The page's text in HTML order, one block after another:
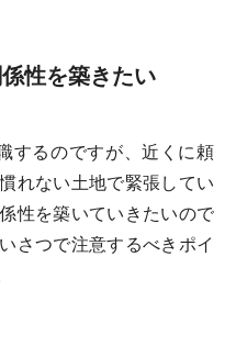
性を築きたい
するのですが、近くに頼
れない土地で緊張してい
性を築いていきたいので
さつで注意するべきポイ